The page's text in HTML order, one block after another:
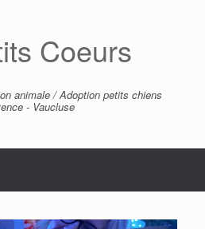
Coeurs
animale / Adoption petits chiens
- Vaucluse